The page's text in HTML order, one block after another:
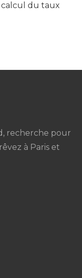
calcul du taux
recherche pour
à Paris et